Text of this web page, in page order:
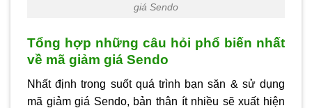
giá Sendo
Tổng hợp những câu hỏi phổ biến nhất
về mã giảm giá Sendo
Nhất định trong suốt quá trình bạn săn & sử dụng
mã giảm giá Sendo, bản thân ít nhiều sẽ xuất hiện